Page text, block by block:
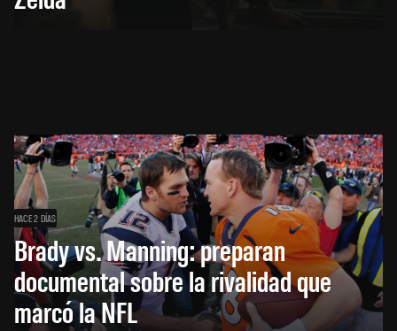
HACE 2 DÍAS
Brady vs. Manning: preparan
documental sobre la rivalidad que
marcó la NFL